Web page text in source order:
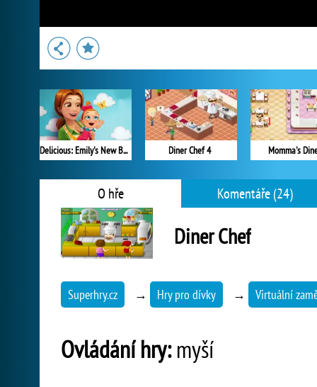
Delicious: Emily's New Beginning Diner Chef 4 Momma's
O hře Komentáře (24)
Diner Chef
Superhry.cz → Hry pro dívky → Virtuální
Ovládání hry:myší